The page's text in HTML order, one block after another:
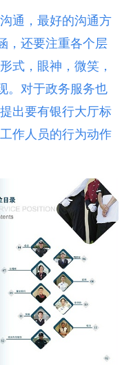
通，最好的沟通方
，还要注重各个层
式，眼神，微笑，
。对于政务服务也
出要有银行大厅标
作人员的行为动作